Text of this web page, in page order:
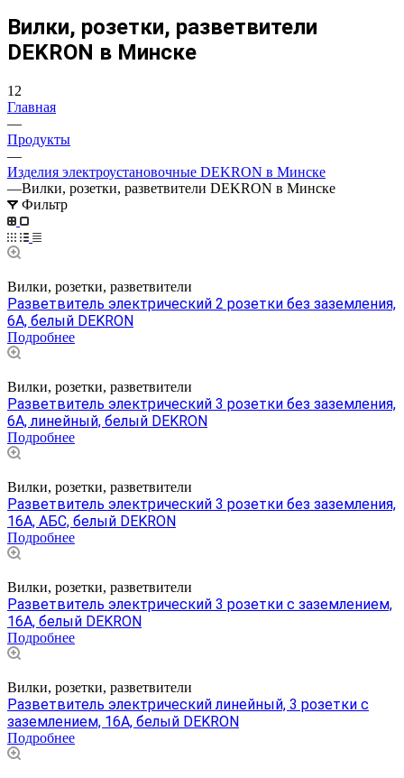
Вилки, розетки, разветвители
DEKRON в Минске
12
Главная
—
Продукты
—
Изделия электроустановочные DEKRON в Минске
—Вилки, розетки, разветвители DEKRON в Минске
Фильтр
Вилки, розетки, разветвители
Разветвитель электрический 2 розетки без заземления,
6А, белый DEKRON
Подробнее
Вилки, розетки, разветвители
Разветвитель электрический 3 розетки без заземления,
6А, линейный, белый DEKRON
Подробнее
Вилки, розетки, разветвители
Разветвитель электрический 3 розетки без заземления,
16А, АБС, белый DEKRON
Подробнее
Вилки, розетки, разветвители
Разветвитель электрический 3 розетки с заземлением,
16А, белый DEKRON
Подробнее
Вилки, розетки, разветвители
Разветвитель электрический линейный, 3 розетки с
заземлением, 16A, белый DEKRON
Подробнее